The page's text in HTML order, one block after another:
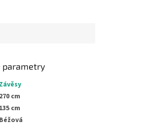
parametry
Závěsy
270 cm
135 cm
Béžová